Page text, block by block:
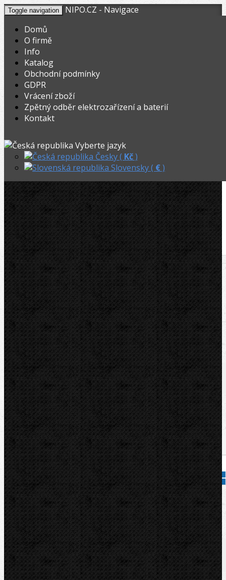
Toggle navigation
NIPO.CZ - Navigace
Domů
O firmě
Info
Katalog
Obchodní podmínky
GDPR
Vrácení zboží
Zpětný odběr elektrozařízení a baterií
Kontakt
Vyberte jazyk
Česky ( Kč)
Slovensky ( €)
V nákupním košíku máte
Celkem: 0,00
Registrovat Přihlásit
NIPO.CZ
Rothenberger Prodloužení 1 1/4˝, 500mm
Rothenberger Prodloužení 1 1/4˝,
500mm
U nás zaplatíte
3 500,00Kč
U nás zaplatíte s DPH
4 235,00 Kč
Dostupnost:
Na dotaz
Množství:
Přidat do košíku
Kód zboží:
FF35075
Značka:
ROTHENBERGER
Popis
Zařazení
Komentáře (0)